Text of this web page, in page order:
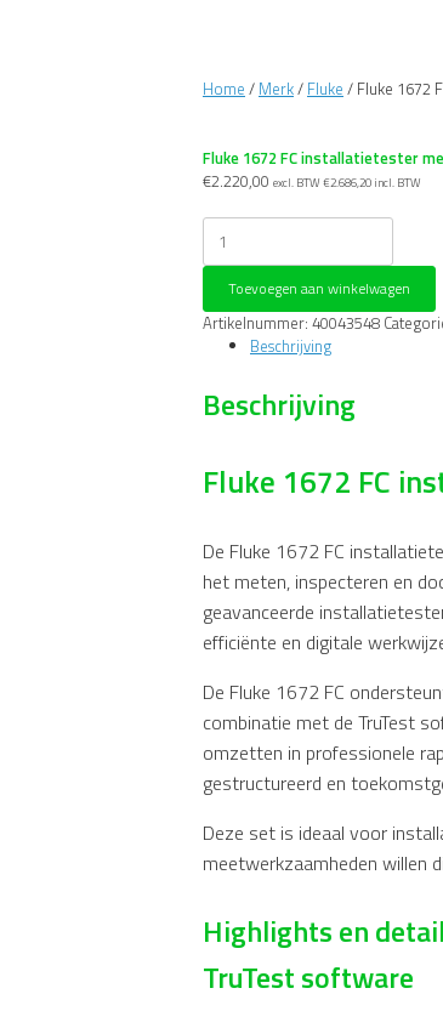
Home / Merk/ Fluke / Fluke 1672
Fluke 1672 FC installatietester
€2.220,00 excl. BTW €2.686,20 incl. BTW
Fluke
1672
FC
installatietester
met
Trutest
Toevoegen aan winkelwagen
Artikelnummer: 40043548
Beschrijving
Beschrijving
Fluke 1672 FC
De Fluke 1672 FC
het meten, inspecteren en
geavanceerde
efficiënte en digitale
De Fluke 1672 FC
combinatie met de TruTest
omzetten in professionele
gestructureerd en
Deze set is ideaal voor
meetwerkzaamheden willen
Highlights en
TruTest software